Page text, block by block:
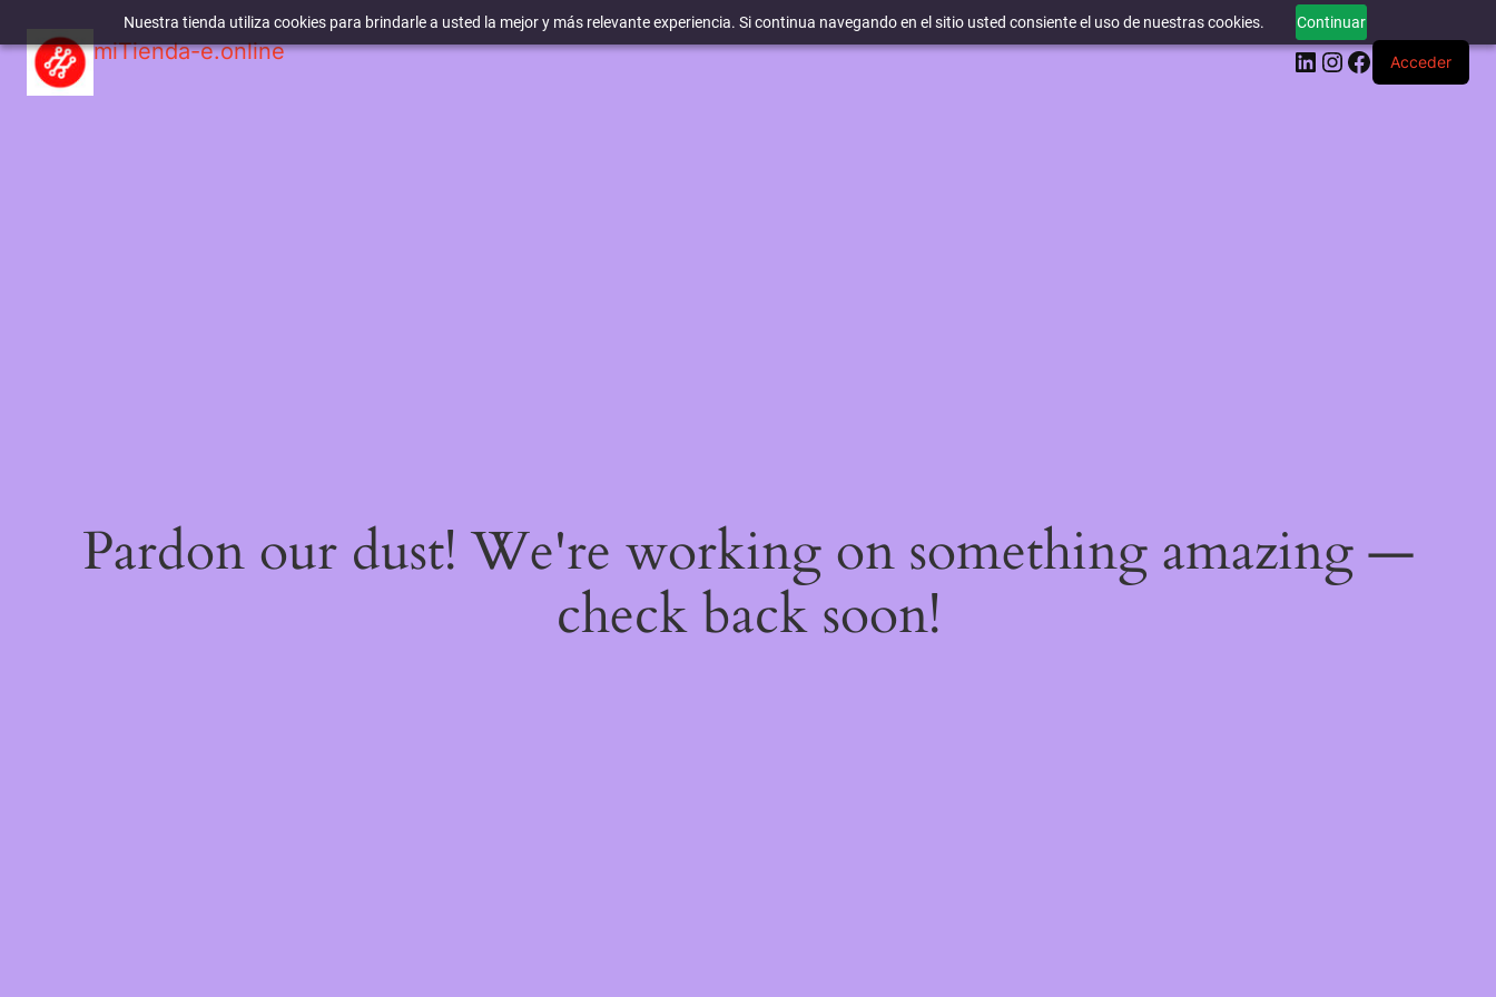
Nuestra tienda utiliza cookies para brindarle a usted la mejor y más relevante experiencia. Si continua navegando en el sitio usted consiente el uso de nuestras cookies. Continuar
miTienda-e.online LinkedIn
Instagram
Facebook
Acceder
Pardon our dust! We're working on something amazing —
check back soon!